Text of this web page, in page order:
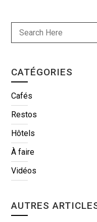
CATÉGORIES
Cafés
Restos
Hôtels
À faire
Vidéos
AUTRES